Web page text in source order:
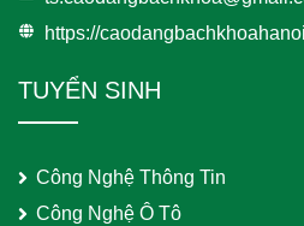
https://
TUYỂN SINH
Công Nghệ Thông Tin
Công Nghệ Ô Tô